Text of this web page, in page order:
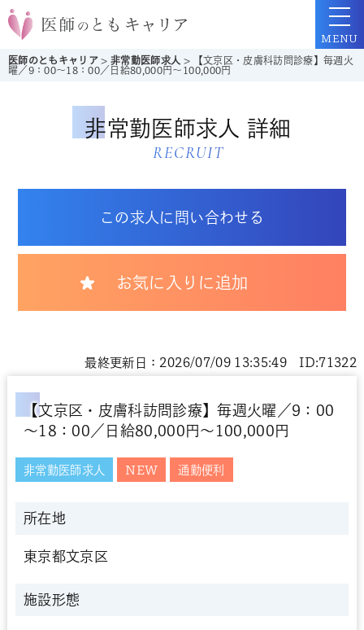
医師のともキャリア >非常勤医師求人 >
【文京区・皮膚科訪問診療】毎週火
曜／9：00～18：00／日給80,000円～100,000円
MENU
非常勤医師求人 詳細
RECRUIT
この求人に問い合わせる
お気に入りに追加
【文京区・皮膚科訪問診療】毎週火曜／9：00
～18：00／日給80,000円～100,000円
最終更新日：2026/07/09 13:35:49 ID:71322
非常勤医師求人 NEW 通勤便利
所在地
東京都文京区
施設形態